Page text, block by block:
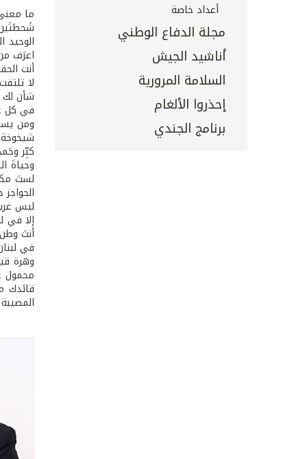
أعداد خاصة
مجلة الدفاع الوطني
أناشيد الجيش
السلامة المرورية
إحذروا الألغام
برنامج الجندي
ما
الوحيد
اعرَف
أنت
لا
شأن لك
في كل
ومن
كبِّر
وحياةَ
لستَ
ليس
إلا في
أنتَ
في
وهرة
محمول
قائدك